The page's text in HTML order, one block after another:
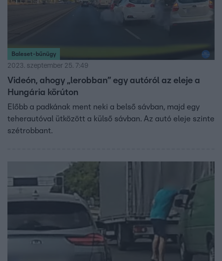
Baleset-bűnügy
2023. szeptember 25. 7:49
Videón, ahogy „lerobban” egy autóról az eleje a
Hungária körúton
Előbb a padkának ment neki a belső sávban, majd egy
teherautóval ütközött a külső sávban. Az autó eleje szinte
szétrobbant.